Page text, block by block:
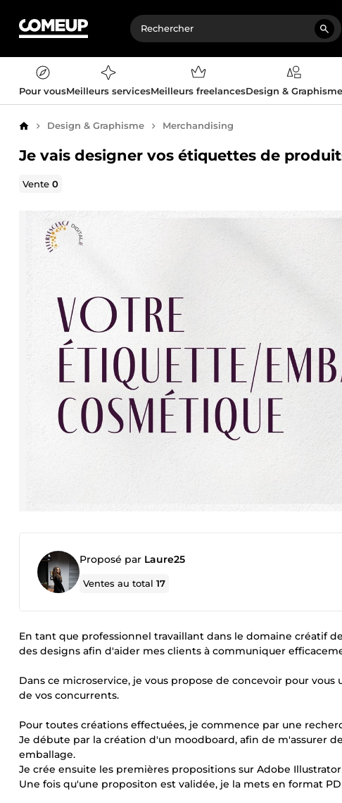
Pour vousMeilleurs servicesMeilleurs freelancesDesign & Graphisme
AccueilDesign & Graphisme Merchandising
Je vais designer vos étiquettes de
Vente0
Proposé par Laure25
Ventes au total17
En tant que professionnel travaillant dans le domaine créatif
des designs afin d'aider mes clients à communiquer
Dans ce microservice, je vous propose de concevoir pour
de vos concurrents.
Pour toutes créations effectuées, je commence par une
Je débute par la création d'un moodboard, afin de m'assurer
emballage.
Je crée ensuite les premières propositions sur Adobe
Une fois qu'une propositon est validée, je la mets en format